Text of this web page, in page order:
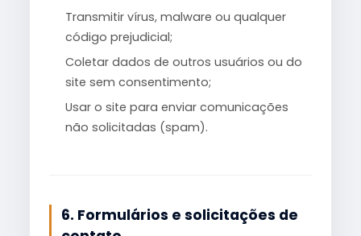
Transmitir vírus, malware ou qualquer
código prejudicial;
Coletar dados de outros usuários ou do
site sem consentimento;
Usar o site para enviar comunicações
não solicitadas (spam).
6. Formulários e solicitações de